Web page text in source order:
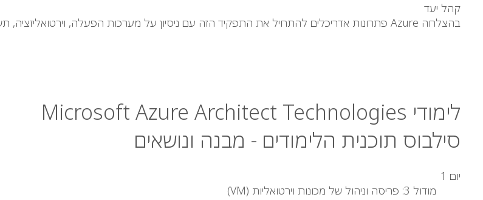
קהל יעד
בהצלחה Azure פתרונות אדריכלים להתחיל את התפקיד הזה עם ניסיון על מערכות הפעלה, וירטואליזציה, תשתית ענן, מבני אחסון, החיוב, ואת הרשתות.
לימודי Microsoft Azure Architect Technologies
סילבוס תוכנית הלימודים - מבנה ונושאים
יום 1
מודול 3: פריסה וניהול של מכונות וירטואליות (VM)